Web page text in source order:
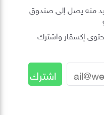
منه يصل إلى صندوق
إكسڤار واشترك